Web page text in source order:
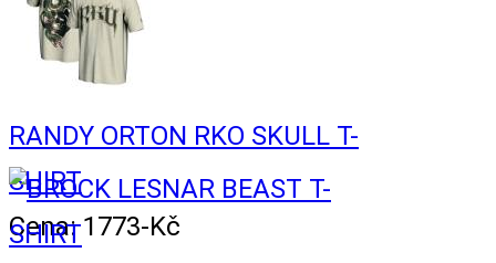
RANDY ORTON RKO SKULL T-
SHIRT
Cena: 1773-Kč